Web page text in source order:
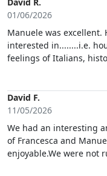
01/06/2026
Manuele was excellent.
interested in........i.e.
feelings of Italians,
about the sites we
partner in their
nice people. Very
personality. A truly fine
whole heartedly.....
David F.
11/05/2026
We had an interesting
of Francesca and
enjoyable.We were not
Sardinia and its